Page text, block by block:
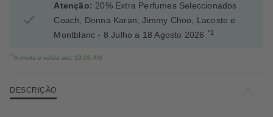
Atenção: 20% Extra Perfumes Seleccionados
Coach, Donna Karan, Jimmy Choo, Lacoste e
Montblanc - 8 Julho a 18 Agosto 2026 *1
*1A oferta é válida até: 19.08.AM
DESCRIÇÃO